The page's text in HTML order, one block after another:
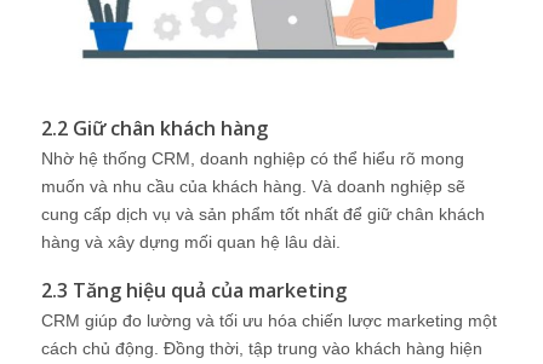
2.2 Giữ chân khách hàng
Nhờ hệ thống CRM, doanh nghiệp có thể hiểu rõ mong
muốn và nhu cầu của khách hàng. Và doanh nghiệp sẽ
cung cấp dịch vụ và sản phẩm tốt nhất để giữ chân khách
hàng và xây dựng mối quan hệ lâu dài.
2.3 Tăng hiệu quả của marketing
CRM giúp đo lường và tối ưu hóa chiến lược marketing một
cách chủ động. Đồng thời, tập trung vào khách hàng hiện